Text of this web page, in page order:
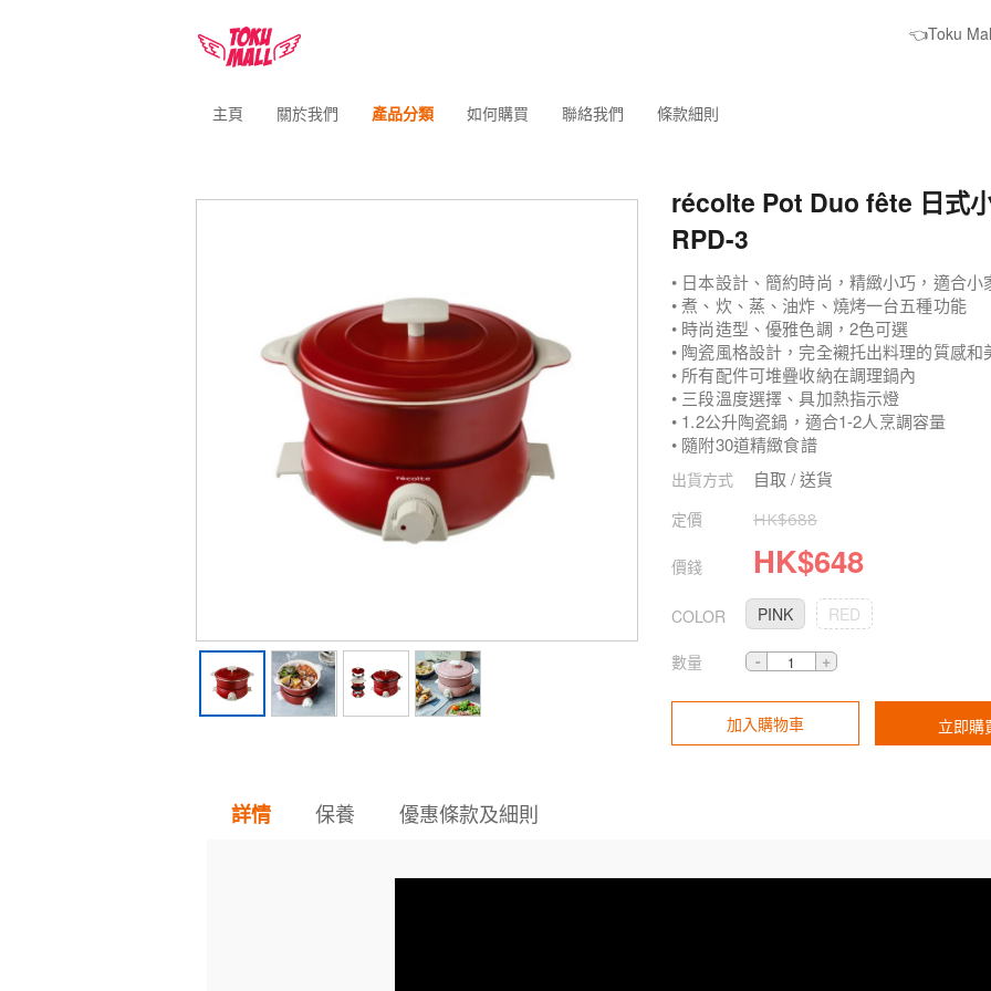
👈Toku
主頁 關於我們 產品分類 如何購買 聯絡我們 條款細則
récolte Pot Duo fête 日式
RPD-3
• 日本設計、簡約時尚，精緻小巧，適合小
• 煮、炊、蒸、油炸、燒烤一台五種功能
• 時尚造型、優雅色調，2色可選
• 陶瓷風格設計，完全襯托出料理的質感和
• 所有配件可堆疊收納在調理鍋內
• 三段溫度選擇、具加熱指示燈
• 1.2公升陶瓷鍋，適合1-2人烹調容量
• 隨附30道精緻食譜
出貨方式 自取 / 送貨
定價 HK$688
價錢 HK$648
COLOR PINK RED
數量
加入購物車 立即購
詳情 保養 優惠條款及細則